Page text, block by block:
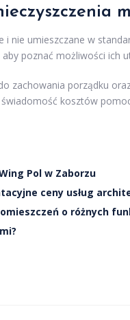
i nie umieszczane w
poznać możliwości ich
zachowania porządku
kosztów
Pol w Zaborzu
ceny usług
o różnych